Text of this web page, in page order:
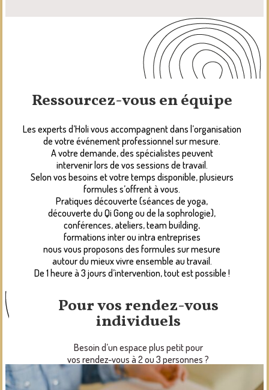
Ressourcez-vous en équipe
Les experts d’Holi vous accompagnent dans l’organisation
de votre événement professionnel sur mesure.
A votre demande, des spécialistes peuvent
intervenir lors de vos sessions de travail.
Selon vos besoins et votre temps disponible, plusieurs
formules s’offrent à vous.
Pratiques découverte (séances de yoga,
découverte du Qi Gong ou de la sophrologie),
conférences, ateliers, team building,
formations inter ou intra entreprises
nous vous proposons des formules sur mesure
autour du mieux vivre ensemble au travail.
De 1 heure à 3 jours d’intervention, tout est possible !
Pour vos rendez-vous
individuels
Besoin d’un espace plus petit pour
vos rendez-vous à 2 ou 3 personnes ?
Nous mettons à disposition un bureau
individuel à louer à l’heure.